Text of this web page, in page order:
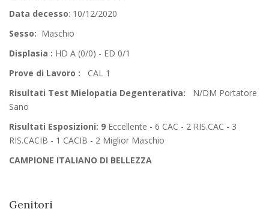
Data decesso: 10/12/2020
Sesso: Maschio
Displasia : HD A (0/0) - ED 0/1
Prove di Lavoro : CAL 1
Risultati Test Mielopatia Degenterativa: N/DM Portatore
Sano
Risultati Esposizioni: 9 Eccellente - 6 CAC - 2 RIS.CAC - 3
RIS.CACIB - 1 CACIB - 2 Miglior Maschio
CAMPIONE ITALIANO DI BELLEZZA
Genitori